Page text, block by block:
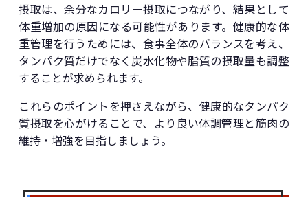
摂取は、余分なカロリー摂取につながり、結果として
体重増加の原因になる可能性があります。健康的な体
重管理を行うためには、食事全体のバランスを考え、
タンパク質だけでなく炭水化物や脂質の摂取量も調整
することが求められます。
これらのポイントを押さえながら、健康的なタンパク
質摂取を心がけることで、より良い体調管理と筋肉の
維持・増強を目指しましょう。